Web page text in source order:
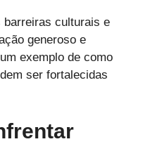
barreiras culturais e
generoso e
exemplo de como
ser fortalecidas